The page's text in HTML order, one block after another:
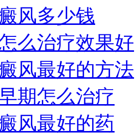
风多少钱
么治疗效果好
风最好的方法
期怎么治疗
风最好的药